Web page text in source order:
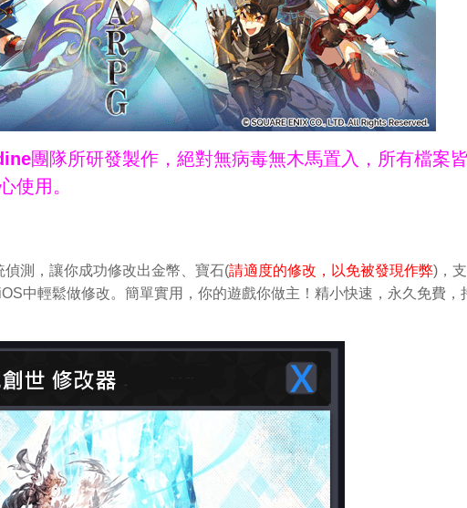
團隊所研發製作，絕對無病毒無木馬置入，所有檔案
使用。
測，讓你成功修改出金幣、寶石(請適度的修改，以免被發現作弊)，
中輕鬆做修改。簡單實用，你的遊戲你做主！精小快速，永久免費，